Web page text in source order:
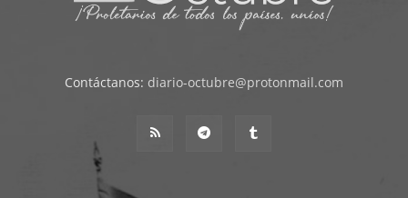
Contáctanos: diario-octubre@protonmail.com